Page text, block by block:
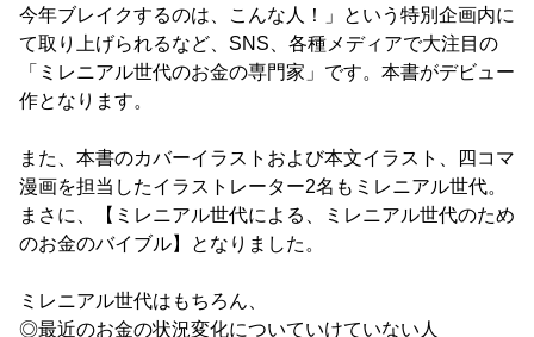
今年ブレイクするのは、こんな人！」という特別企画内に
て取り上げられるなど、SNS、各種メディアで大注目の
「ミレニアル世代のお金の専門家」です。本書がデビュー
作となります。
また、本書のカバーイラストおよび本文イラスト、四コマ
漫画を担当したイラストレーター2名もミレニアル世代。
まさに、【ミレニアル世代による、ミレニアル世代のため
のお金のバイブル】となりました。
ミレニアル世代はもちろん、
◎最近のお金の状況変化についていけていない人